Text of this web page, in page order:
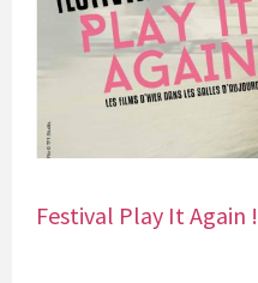
Festival Play It Again !